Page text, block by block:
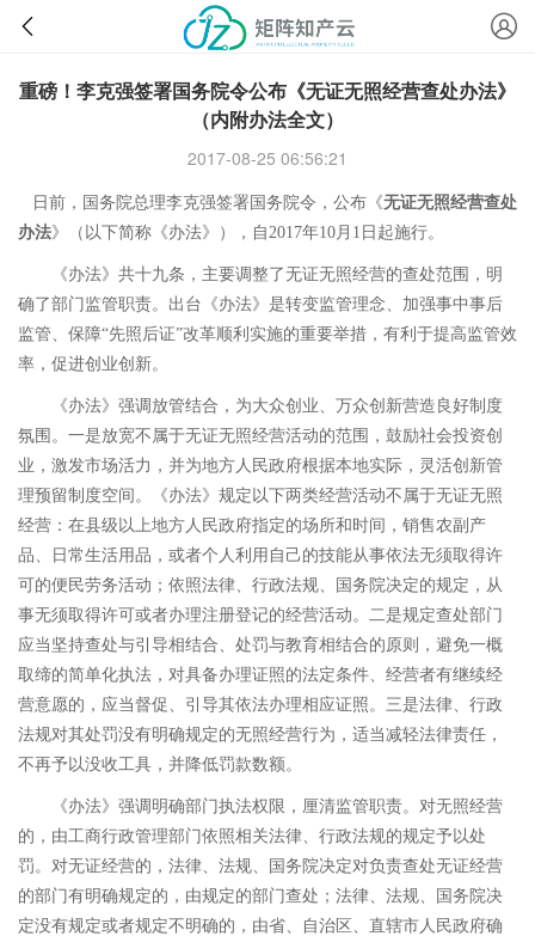
重磅！李克强签署国务院令公布《无证无照经营查处办法》
（内附办法全文）
2017-08-25 06:56:21
日前，国务院总理李克强签署国务院令，公布《无证无照经营查处
办法》（以下简称《办法》），自2017年10月1日起施行。
《办法》共十九条，主要调整了无证无照经营的查处范围，明
确了部门监管职责。出台《办法》是转变监管理念、加强事中事后
监管、保障“先照后证”改革顺利实施的重要举措，有利于提高监管效
率，促进创业创新。
《办法》强调放管结合，为大众创业、万众创新营造良好制度
氛围。一是放宽不属于无证无照经营活动的范围，鼓励社会投资创
业，激发市场活力，并为地方人民政府根据本地实际，灵活创新管
理预留制度空间。《办法》规定以下两类经营活动不属于无证无照
经营：在县级以上地方人民政府指定的场所和时间，销售农副产
品、日常生活用品，或者个人利用自己的技能从事依法无须取得许
可的便民劳务活动；依照法律、行政法规、国务院决定的规定，从
事无须取得许可或者办理注册登记的经营活动。二是规定查处部门
应当坚持查处与引导相结合、处罚与教育相结合的原则，避免一概
取缔的简单化执法，对具备办理证照的法定条件、经营者有继续经
营意愿的，应当督促、引导其依法办理相应证照。三是法律、行政
法规对其处罚没有明确规定的无照经营行为，适当减轻法律责任，
不再予以没收工具，并降低罚款数额。
《办法》强调明确部门执法权限，厘清监管职责。对无照经营
的，由工商行政管理部门依照相关法律、行政法规的规定予以处
罚。对无证经营的，法律、法规、国务院决定对负责查处无证经营
的部门有明确规定的，由规定的部门查处；法律、法规、国务院决
定没有规定或者规定不明确的，由省、自治区、直辖市人民政府确